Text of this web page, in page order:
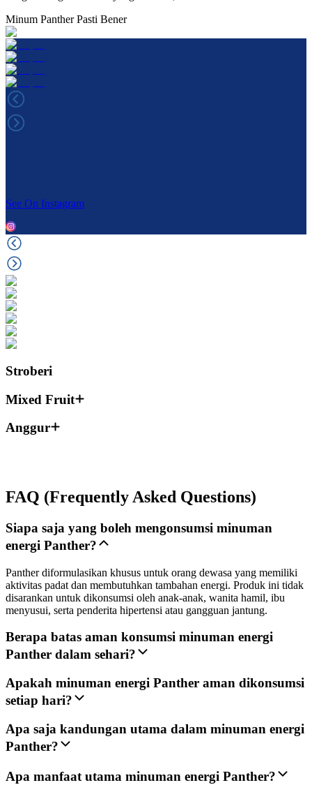
Minum Panther Pasti Bener
See On Instagram
Stroberi
Mixed Fruit
Anggur
FAQ (Frequently Asked Questions)
Siapa saja yang boleh mengonsumsi minuman
energi Panther?
Panther diformulasikan khusus untuk orang dewasa yang memiliki
aktivitas padat dan membutuhkan tambahan energi. Produk ini tidak
disarankan untuk dikonsumsi oleh anak-anak, wanita hamil, ibu
menyusui, serta penderita hipertensi atau gangguan jantung.
Berapa batas aman konsumsi minuman energi
Panther dalam sehari?
Apakah minuman energi Panther aman dikonsumsi
setiap hari?
Apa saja kandungan utama dalam minuman energi
Panther?
Apa manfaat utama minuman energi Panther?